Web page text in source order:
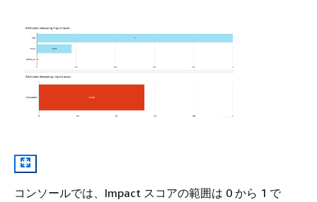
コンソールでは、Impact スコアの範囲は 0 から 1 で